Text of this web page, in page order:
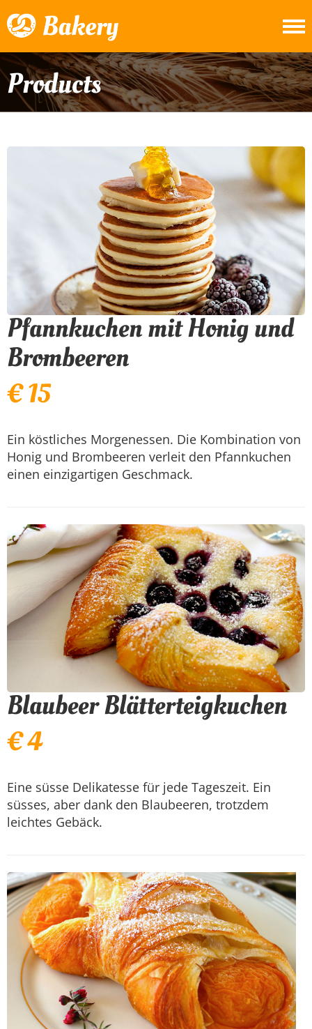
Products
Pfannkuchen mit Honig und
Brombeeren
€ 15
Ein köstliches Morgenessen. Die Kombination von
Honig und Brombeeren verleit den Pfannkuchen
einen einzigartigen Geschmack.
Blaubeer Blätterteigkuchen
€ 4
Eine süsse Delikatesse für jede Tageszeit. Ein
süsses, aber dank den Blaubeeren, trotzdem
leichtes Gebäck.